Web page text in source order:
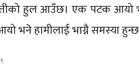
हुल आउँछ। एक पटक
भने हामीलाई भाग्नै समस्या